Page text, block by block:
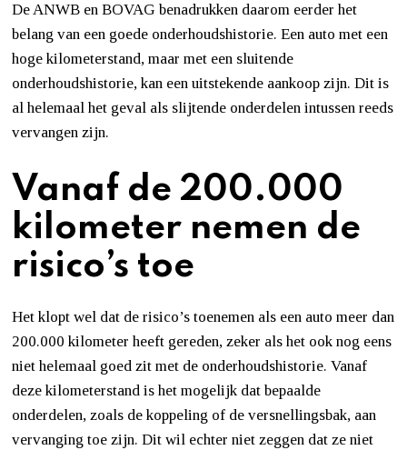
De ANWB en BOVAG benadrukken daarom eerder het
belang van een goede onderhoudshistorie. Een auto met een
hoge kilometerstand, maar met een sluitende
onderhoudshistorie, kan een uitstekende aankoop zijn. Dit is
al helemaal het geval als slijtende onderdelen intussen reeds
vervangen zijn.
Vanaf de 200.000
kilometer nemen de
risico’s toe
Het klopt wel dat de risico’s toenemen als een auto meer dan
200.000 kilometer heeft gereden, zeker als het ook nog eens
niet helemaal goed zit met de onderhoudshistorie. Vanaf
deze kilometerstand is het mogelijk dat bepaalde
onderdelen, zoals de koppeling of de versnellingsbak, aan
vervanging toe zijn. Dit wil echter niet zeggen dat ze niet